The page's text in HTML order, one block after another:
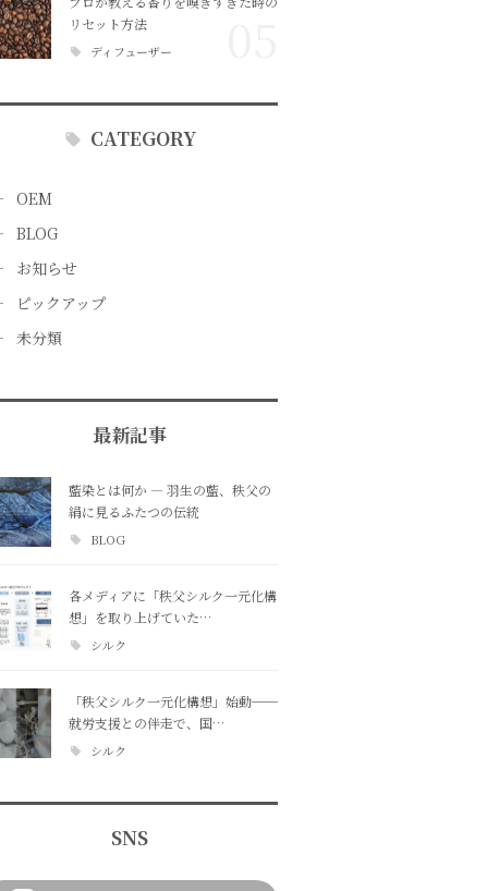
リセット方法
ディフューザー
CATEGORY
OEM
BLOG
お知らせ
ピックアップ
未分類
最新記事
藍染とは何か ― 羽生の藍、秩父の
絹に見るふたつの伝統
BLOG
各メディアに「秩父シルク一元化構
想」を取り上げていた…
シルク
「秩父シルク一元化構想」始動──
就労支援との伴走で、国…
シルク
SNS